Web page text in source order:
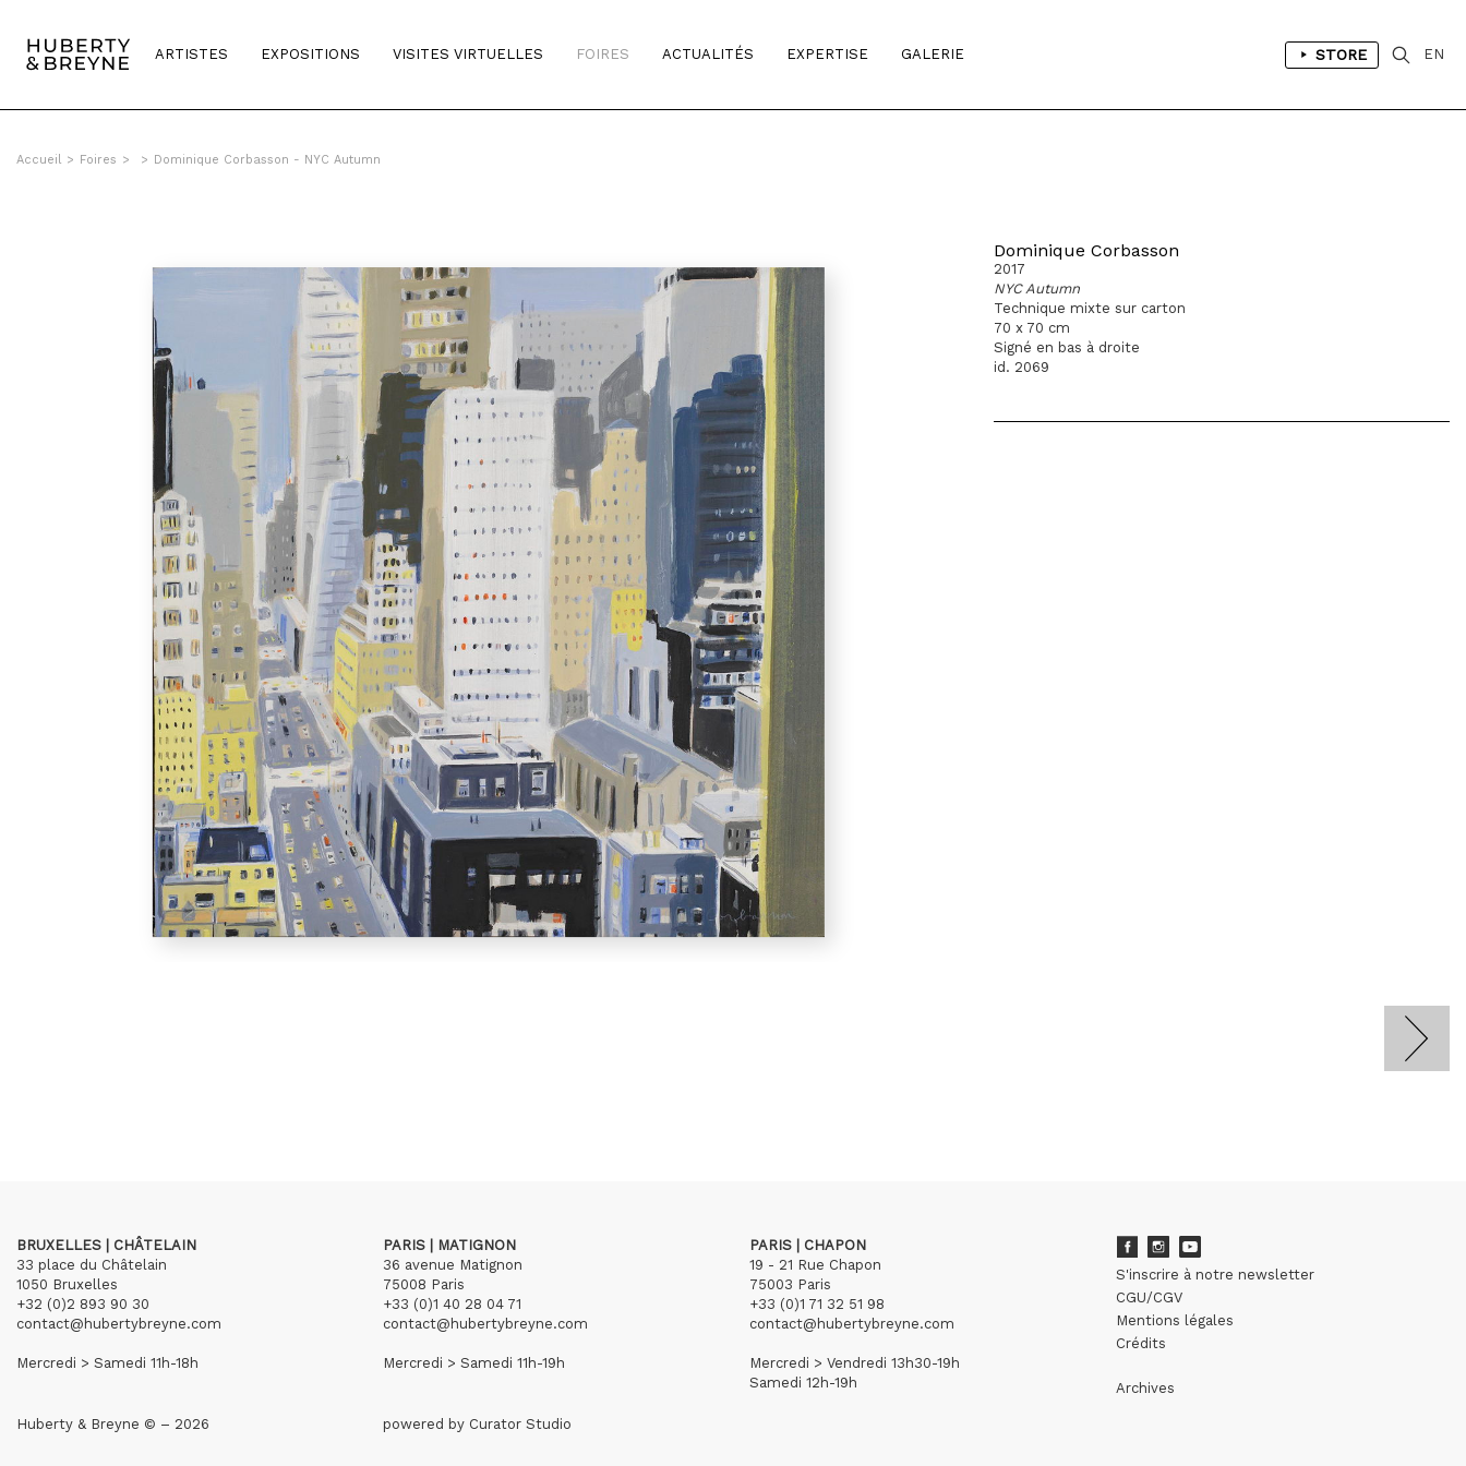
ARTISTES EXPOSITIONS VISITES VIRTUELLES FOIRES ACTUALITÉS EXPERTISE GALERIE STORE EN
Accueil > Foires > > Dominique Corbasson - NYC Autumn
Dominique Corbasson
2017
NYC Autumn
Technique mixte sur carton
70 x 70 cm
Signé en bas à droite
id. 2069
BRUXELLES | CHÂTELAIN
33 place du Châtelain
1050 Bruxelles
+32 (0)2 893 90 30
contact@hubertybreyne.com
Mercredi > Samedi 11h-18h
PARIS | MATIGNON
36 avenue Matignon
75008 Paris
+33 (0)1 40 28 04 71
contact@hubertybreyne.com
Mercredi > Samedi 11h-19h
PARIS | CHAPON
19 - 21 Rue Chapon
75003 Paris
+33 (0)1 71 32 51 98
contact@hubertybreyne.com
Mercredi > Vendredi 13h30-19h
Samedi 12h-19h
S'inscrire à notre newsletter
CGU/CGV
Mentions légales
Crédits
Archives
Huberty & Breyne © – 2026 powered by Curator Studio